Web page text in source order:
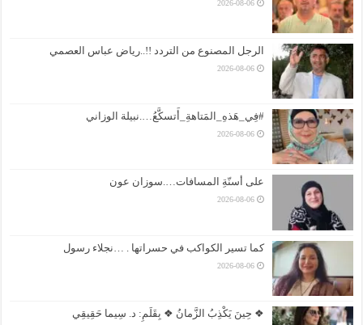
2026-08-06
الرجل المصنوع من التردد !!..رياض عباس العصمي
2026-08-06
#فِي_هَذهِ_المَتاهةِ_أَتسكَّعُ….نبيلة الوزاني
2026-08-06
على أسنّةِ المسافات….سوزان عون
2026-08-06
كما تسير الكواكب في حسراتها . …نجلاء رسول
2026-08-06
❖ حِينَ يَكْذِبُ الزَّمانُ ❖ بِقَلَمِ: د. سِيما حَقِيقِي